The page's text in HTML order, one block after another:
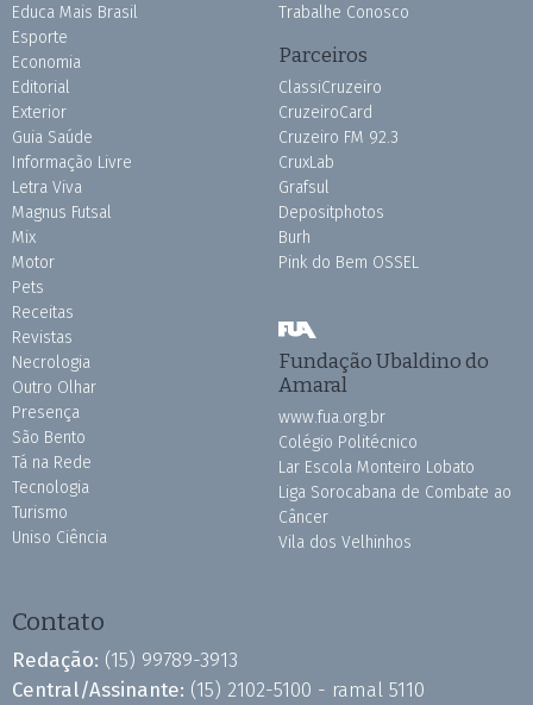
Educa Mais Brasil
Esporte
Economia
Editorial
Exterior
Guia Saúde
Informação Livre
Letra Viva
Magnus Futsal
Mix
Motor
Pets
Receitas
Revistas
Necrologia
Outro Olhar
Presença
São Bento
Tá na Rede
Tecnologia
Turismo
Uniso Ciência
Trabalhe Conosco
Parceiros
ClassiCruzeiro
CruzeiroCard
Cruzeiro FM 92.3
CruxLab
Grafsul
Depositphotos
Burh
Pink do Bem OSSEL
Fundação Ubaldino do
Amaral
www.fua.org.br
Colégio Politécnico
Lar Escola Monteiro Lobato
Liga Sorocabana de Combate ao
Câncer
Vila dos Velhinhos
Contato
Redação: (15) 99789-3913
Central/Assinante: (15) 2102-5100 - ramal 5110